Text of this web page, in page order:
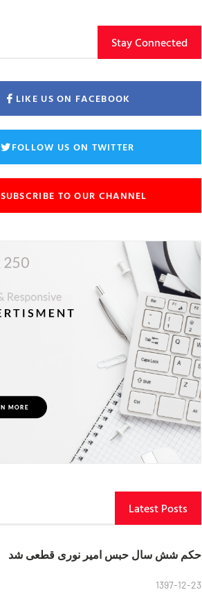
{https://soundcloud.com/majzooban/rhg2gdc7q3ci}
Stay Connected
LIKE US ON FACEBOOK
FOLLOW US ON TWITTER
SUBSCRIBE TO OUR CHANNEL
Latest Posts
حکم شش سال حبس امیر نوری قطعی شد
1397-12-23